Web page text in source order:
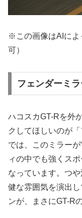
※この画像はAIによ
可）
フェンダーミ
ハコスカGT-Rを外
クしてほしいのが
では、このミラー
ィの中でも強くス
なっています。つ
健な雰囲気を演出
ンが、まさにGT-R